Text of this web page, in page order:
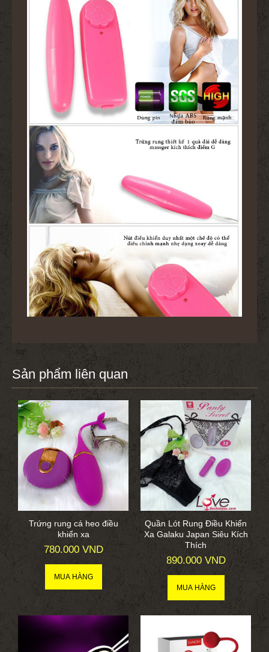
Sản phẩm liên quan
Trứng rung cá heo điều
khiển xa
780.000 VND
Quần Lót Rung Điều Khiển
Xa Galaku Japan Siêu Kích
Thích
890.000 VND